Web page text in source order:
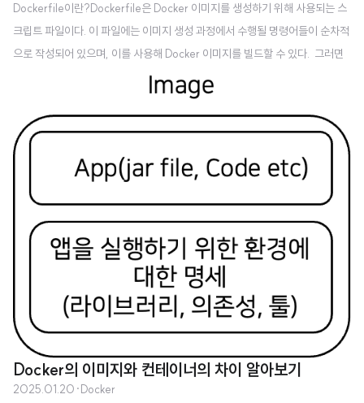
Dockerfile이란?Dockerfile은 Docker 이미지를 생성하기 위해 사용되는 스
크립트 파일이다. 이 파일에는 이미지 생성 과정에서 수행될 명령어들이 순차적
으로 작성되어 있으며, 이를 사용해 Docker 이미지를 빌드할 수 있다. 그러면
지금부터 스프링 애플리케이션을 위한 간단한 Dockerfile을 만들어보자. 코드
는 다음 위치에 있다.* 이것은 예제를 위한 Dockerfile이고, 프로덕션을 위한
Dockefile은 더욱 복잡하게 만들어집니다. Code: https://github.com/sey
oungcho2/DockerExample/tree/feature/1.simplespringdocker GitHu
b - seyoungcho2/DockerExample: Docker 연습을 위한 저장소..
Docker의 이미지와 컨테이너의 차이 알아보기
2025.01.20 ·Docker